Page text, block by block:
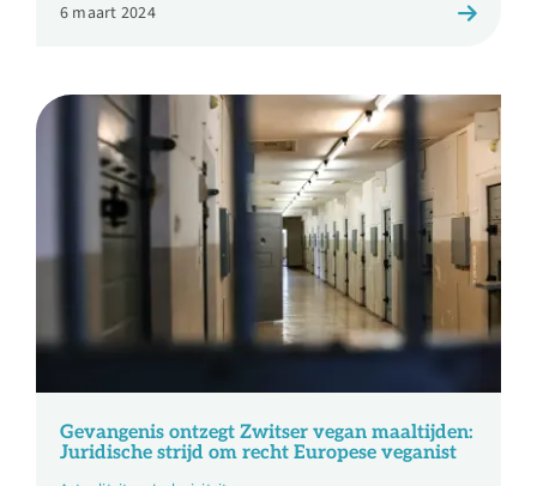
6 maart 2024
Gevangenis ontzegt Zwitser vegan maaltijden:
Juridische strijd om recht Europese veganist